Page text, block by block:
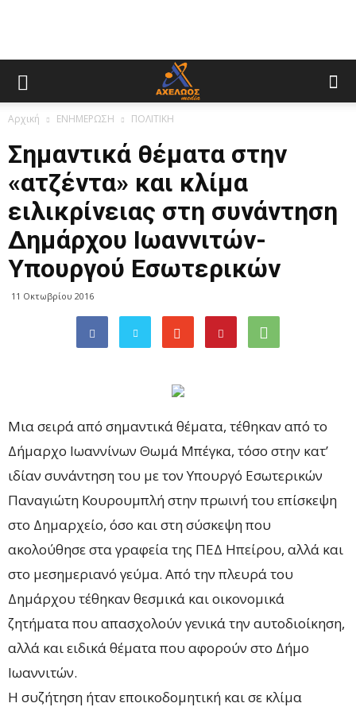
Αρχική ΕΝΗΜΕΡΩΣΗ ΠΟΛΙΤΙΚΗ
Σημαντικά θέματα στην
«ατζέντα» και κλίμα
ειλικρίνειας στη συνάντηση
Δημάρχου Ιωαννιτών-
Υπουργού Εσωτερικών
11 Οκτωβρίου 2016
Μια σειρά από σημαντικά θέματα, τέθηκαν από το
Δήμαρχο Ιωαννίνων Θωμά Μπέγκα, τόσο στην κατ’
ιδίαν συνάντηση του με τον Υπουργό Εσωτερικών
Παναγιώτη Κουρουμπλή στην πρωινή του επίσκεψη
στο Δημαρχείο, όσο και στη σύσκεψη που
ακολούθησε στα γραφεία της ΠΕΔ Ηπείρου, αλλά και
στο μεσημεριανό γεύμα. Από την πλευρά του
Δημάρχου τέθηκαν θεσμικά και οικονομικά
ζητήματα που απασχολούν γενικά την αυτοδιοίκηση,
αλλά και ειδικά θέματα που αφορούν στο Δήμο
Ιωαννιτών.
Η συζήτηση ήταν εποικοδομητική και σε κλίμα